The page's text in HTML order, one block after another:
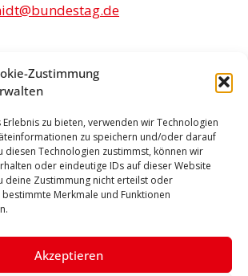
Zustimmung
zu bieten, verwenden wir Technologien
zu speichern und/oder darauf
diesen Technologien zustimmst, können wir
oder eindeutige IDs auf dieser Website
deine Zustimmung nicht erteilst oder
Merkmale und Funktionen
Akzeptieren
25